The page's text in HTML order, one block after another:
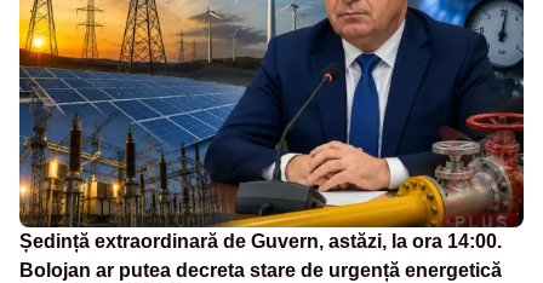
Ședință extraordinară de Guvern, astăzi, la ora 14:00.
Bolojan ar putea decreta stare de urgență energetică